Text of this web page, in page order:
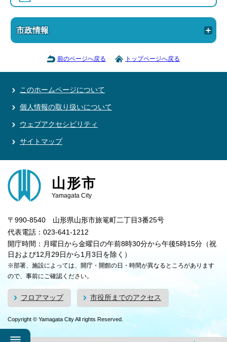
市政情報
前のページへ戻る トップページへ戻る
このホームページについて
個人情報の取り扱いについて
ウェブアクセシビリティ
サイトマップ
山形市
Yamagata City
〒990-8540 山形県山形市旅篭町二丁目3番25号
代表電話：023-641-1212
開庁時間：月曜日から金曜日の午前8時30分から午後5時15分（祝
日および12月29日から1月3日を除く）
※部署、施設によっては、開庁・開館の日・時間が異なるところがあります
ので、事前にご確認ください。
フロアマップ 市役所までのアクセス
Copyright © Yamagata City All rights Reserved.